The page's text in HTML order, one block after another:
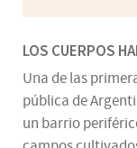
LOS CUERPOS
Una de las
pública de
un barrio